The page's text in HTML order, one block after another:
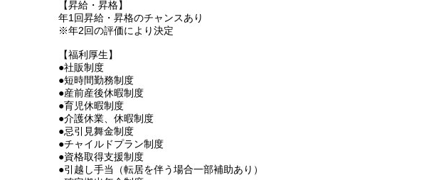
【昇給・昇格】
年1回昇給・昇格のチャンスあり
※年2回の評価により決定
【福利厚生】
●社販制度
●短時間勤務制度
●産前産後休暇制度
●育児休暇制度
●介護休業、休暇制度
●忌引見舞金制度
●チャイルドプラン制度
●資格取得支援制度
●引越し手当（転居を伴う場合一部補助あり）